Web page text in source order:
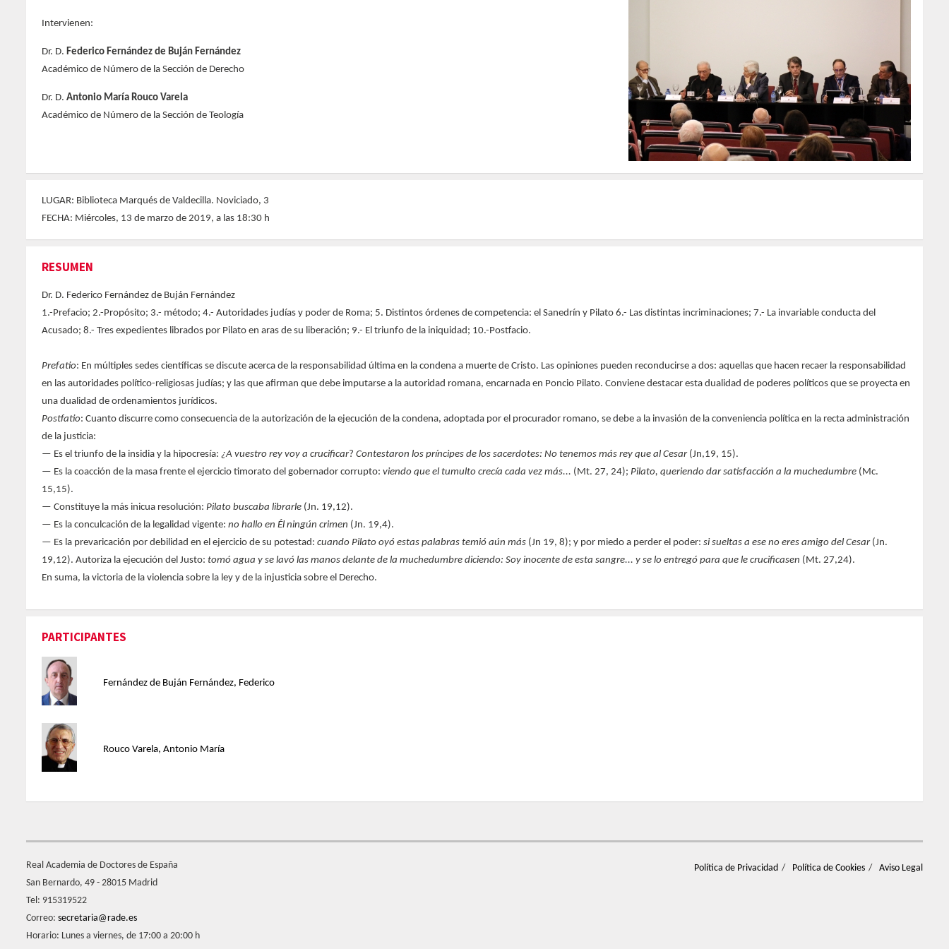
Intervienen:
Dr. D. Federico Fernández de Buján Fernández
Académico de Número de la Sección de Derecho
Dr. D. Antonio María Rouco Varela
Académico de Número de la Sección de Teología
LUGAR: Biblioteca Marqués de Valdecilla. Noviciado, 3
FECHA: Miércoles, 13 de marzo de 2019, a las 18:30 h
RESUMEN
Dr. D. Federico Fernández de Buján Fernández
1.-Prefacio; 2.-Propósito; 3.- método; 4.- Autoridades judías y poder de Roma; 5. Distintos órdenes de competencia: el Sanedrín y Pilato 6.- Las distintas incriminaciones; 7.- La invariable conducta del
Acusado; 8.- Tres expedientes librados por Pilato en aras de su liberación; 9.- El triunfo de la iniquidad; 10.-Postfacio.
Prefatio: En múltiples sedes científicas se discute acerca de la responsabilidad última en la condena a muerte de Cristo. Las opiniones pueden reconducirse a dos: aquellas que hacen recaer la responsabilidad
en las autoridades político-religiosas judías; y las que afirman que debe imputarse a la autoridad romana, encarnada en Poncio Pilato. Conviene destacar esta dualidad de poderes políticos que se proyecta en
una dualidad de ordenamientos jurídicos.
Postfatio: Cuanto discurre como consecuencia de la autorización de la ejecución de la condena, adoptada por el procurador romano, se debe a la invasión de la conveniencia política en la recta administración
de la justicia:
— Es el triunfo de la insidia y la hipocresía: ¿A vuestro rey voy a crucificar? Contestaron los príncipes de los sacerdotes: No tenemos más rey que al Cesar (Jn,19, 15).
— Es la coacción de la masa frente el ejercicio timorato del gobernador corrupto: viendo que el tumulto crecía cada vez más... (Mt. 27, 24); Pilato, queriendo dar satisfacción a la muchedumbre (Mc.
15,15).
— Constituye la más inicua resolución: Pilato buscaba librarle (Jn. 19,12).
— Es la conculcación de la legalidad vigente: no hallo en Él ningún crimen (Jn. 19,4).
— Es la prevaricación por debilidad en el ejercicio de su potestad: cuando Pilato oyó estas palabras temió aún más (Jn 19, 8); y por miedo a perder el poder: si sueltas a ese no eres amigo del Cesar (Jn.
19,12). Autoriza la ejecución del Justo: tomó agua y se lavó las manos delante de la muchedumbre diciendo: Soy inocente de esta sangre... y se lo entregó para que le crucificasen (Mt. 27,24).
En suma, la victoria de la violencia sobre la ley y de la injusticia sobre el Derecho.
PARTICIPANTES
Fernández de Buján Fernández, Federico
Rouco Varela, Antonio María
Política de Privacidad Política de Cookies Aviso Legal
Real Academia de Doctores de España
San Bernardo, 49 - 28015 Madrid
Tel: 915319522
Correo: secretaria@rade.es
Horario: Lunes a viernes, de 17:00 a 20:00 h